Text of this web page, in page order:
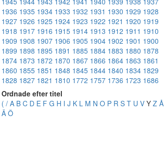
1936 1935 1934 1933 1932 1931 1930 1929 1928
1927 1926 1925 1924 1923 1922 1921 1920 1919
1918 1917 1916 1915 1914 1913 1912 1911 1910
1909 1908 1907 1906 1905 1904 1902 1901 1900
1899 1898 1895 1891 1885 1884 1883 1880 1878
1874 1873 1872 1870 1867 1866 1864 1863 1861
1860 1855 1851 1848 1845 1844 1840 1834 1829
1828 1827 1821 1810 1772 1757 1736 1723 1686
Ordnade efter titel
( / A B C D E F G H I J K L M N O P R S T U V Y Z Å
Ä Ö